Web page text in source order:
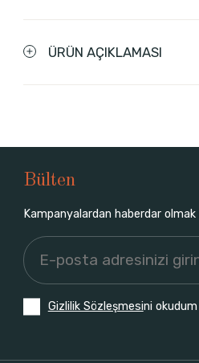
ÜRÜN AÇIKLAMASI
Bülten
Kampanyalardan haberdar olmak
Gizlilik Sözleşmesini